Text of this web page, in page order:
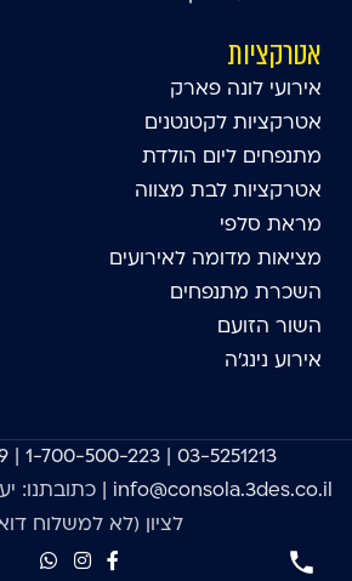
אטרקציות
אירועי לונה פארק
אטרקציות לקטנטנים
מתנפחים ליום הולדת
אטרקציות לבת מצווה
מראת סלפי
מציאות מדומה לאירועים
השכרת מתנפחים
השור הזועם
אירוע נינג'ה
03-5251213
1-700-500-223
info@consola.3des.co.il
לציון (לא למשלוח